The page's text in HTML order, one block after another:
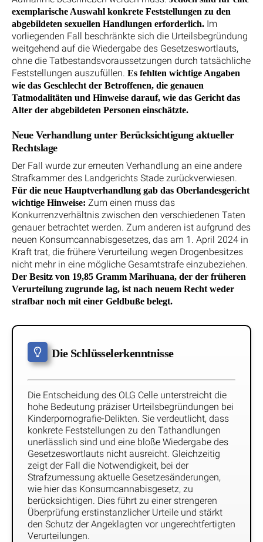
exemplarische Auswahl konkrete Feststellungen zu den
abgebildeten sexuellen Handlungen erforderlich. Im
vorliegenden Fall beschränkte sich die Urteilsbegründung
weitgehend auf die Wiedergabe des Gesetzeswortlauts,
ohne die Tatbestandsvoraussetzungen durch tatsächliche
Feststellungen auszufüllen. Es fehlten wichtige Angaben
wie das Geschlecht der Betroffenen, die genauen
Tatmodalitäten und Hinweise darauf, wie das Gericht das
Alter der abgebildeten Personen einschätzte.
Neue Verhandlung unter Berücksichtigung aktueller
Rechtslage
Der Fall wurde zur erneuten Verhandlung an eine andere
Strafkammer des Landgerichts Stade zurückverwiesen.
Für die neue Hauptverhandlung gab das Oberlandesgericht
wichtige Hinweise: Zum einen muss das
Konkurrenzverhältnis zwischen den verschiedenen Taten
genauer betrachtet werden. Zum anderen ist aufgrund des
neuen Konsumcannabisgesetzes, das am 1. April 2024 in
Kraft trat, die frühere Verurteilung wegen Drogenbesitzes
nicht mehr in eine mögliche Gesamtstrafe einzubeziehen.
Der Besitz von 19,85 Gramm Marihuana, der der früheren
Verurteilung zugrunde lag, ist nach neuem Recht weder
strafbar noch mit einer Geldbuße belegt.
Die Schlüsselerkenntnisse
Die Entscheidung des OLG Celle unterstreicht die
hohe Bedeutung präziser Urteilsbegründungen bei
Kinderpornografie-Delikten. Sie verdeutlicht, dass
konkrete Feststellungen zu den Tathandlungen
unerlässlich sind und eine bloße Wiedergabe des
Gesetzeswortlauts nicht ausreicht. Gleichzeitig
zeigt der Fall die Notwendigkeit, bei der
Strafzumessung aktuelle Gesetzesänderungen,
wie hier das Konsumcannabisgesetz, zu
berücksichtigen. Dies führt zu einer strengeren
Überprüfung erstinstanzlicher Urteile und stärkt
den Schutz der Angeklagten vor ungerechtfertigten
Verurteilungen.